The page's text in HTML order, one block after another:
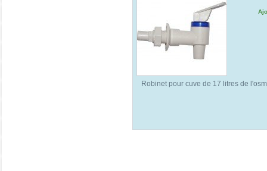
Robinet pour cuve de 17 litres de